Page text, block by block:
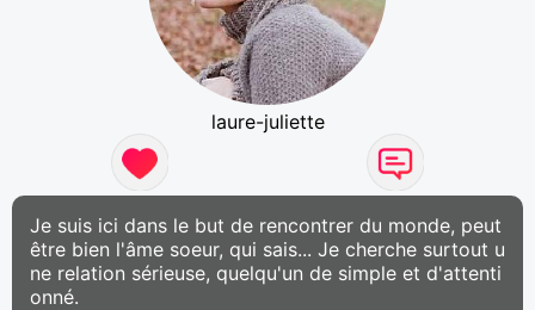
laure-juliette
Je suis ici dans le but de rencontrer du monde, peut
être bien l'âme soeur, qui sais... Je cherche surtout u
ne relation sérieuse, quelqu'un de simple et d'attenti
onné.